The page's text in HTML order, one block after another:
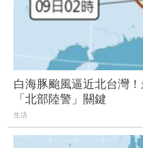
白海豚颱風逼近北台灣
「北部陸警」關鍵
生活